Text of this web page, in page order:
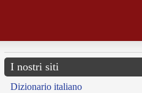
I nostri siti
Dizionario italiano